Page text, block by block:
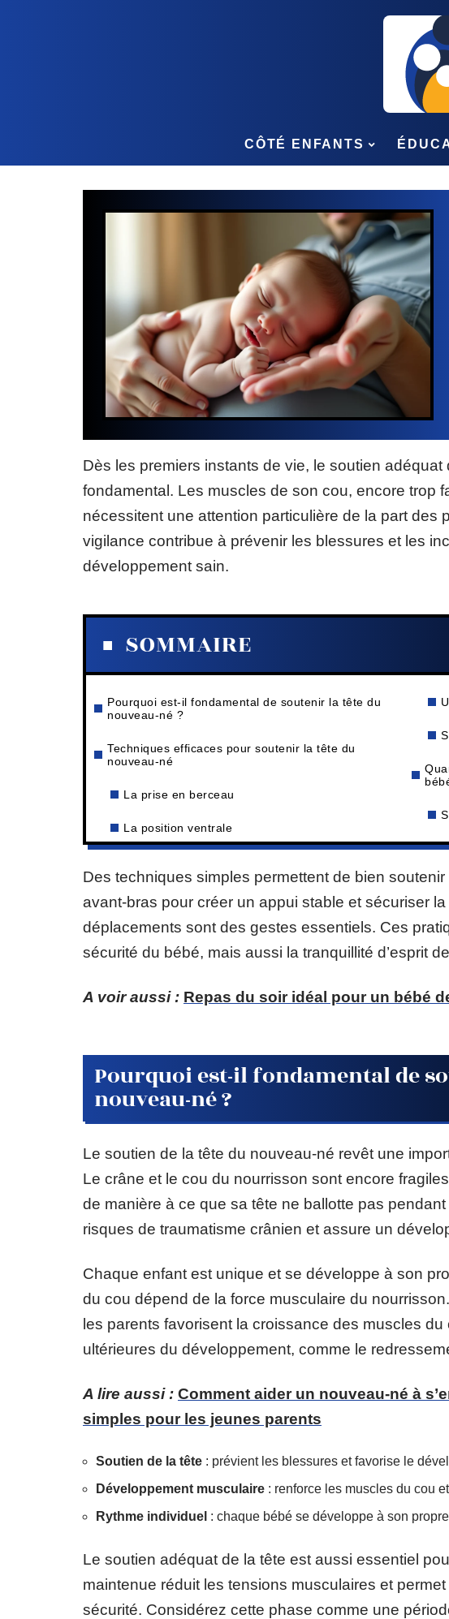
CÔTÉ ENFANTS
Dès les premiers instants de vie, le soutien adéquat
fondamental. Les muscles de son cou, encore trop
nécessitent une attention particulière de la part des
vigilance contribue à prévenir les blessures et les
développement sain.
SOMMAIRE
Pourquoi est-il fondamental de soutenir la tête du
nouveau-né ?
Techniques efficaces pour soutenir la tête du
nouveau-né
La prise en berceau
La position ventrale
Des techniques simples permettent de bien
avant-bras pour créer un appui stable et sécuriser
déplacements sont des gestes essentiels. Ces
sécurité du bébé, mais aussi la tranquillité d’esprit
A voir aussi : Repas du soir idéal pour un bébé
Pourquoi est-il fondamental de
nouveau-né ?
Le soutien de la tête du nouveau-né revêt une
Le crâne et le cou du nourrisson sont encore
de manière à ce que sa tête ne ballotte pas
risques de traumatisme crânien et assure un
Chaque enfant est unique et se développe à son
du cou dépend de la force musculaire du
les parents favorisent la croissance des muscles
ultérieures du développement, comme le
A lire aussi : Comment aider un nouveau-né à
simples pour les jeunes parents
Soutien de la tête : prévient les blessures et favorise le
Développement musculaire : renforce les muscles du cou
Rythme individuel : chaque bébé se développe à son
Le soutien adéquat de la tête est aussi essentiel
maintenue réduit les tensions musculaires et
sécurité. Considérez cette phase comme une